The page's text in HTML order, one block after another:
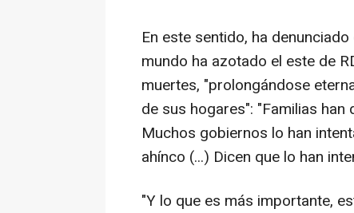
En este sentido, ha
mundo ha azotado el este de
muertes, "prolongándose
de sus hogares": "Familias
Muchos gobiernos lo han
ahínco (...) Dicen que lo han
"Y lo que es más importante,